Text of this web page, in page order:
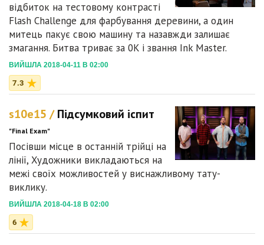
відбиток на тестовому контрасті
Flash Challenge для фарбування деревини, а один
митець пакує свою машину та назавжди залишає
змагання. Битва триває за 0K і звання Ink Master.
ВИЙШЛА 2018-04-11 В 02:00
7.3
s10e15 /Підсумковий іспит
"Final Exam"
Посівши місце в останній трійці на
лінії, Художники викладаються на
межі своїх можливостей у виснажливому тату-
виклику.
ВИЙШЛА 2018-04-18 В 02:00
6